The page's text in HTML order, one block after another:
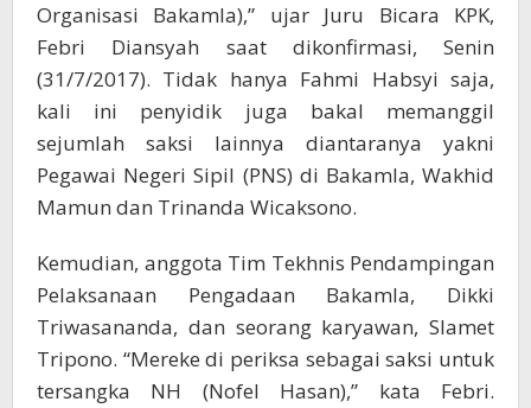
Organisasi Bakamla),” ujar Juru Bicara KPK,
Febri Diansyah saat dikonfirmasi, Senin
(31/7/2017). Tidak hanya Fahmi Habsyi saja,
kali ini penyidik juga bakal memanggil
sejumlah saksi lainnya diantaranya yakni
Pegawai Negeri Sipil (PNS) di Bakamla, Wakhid
Mamun dan Trinanda Wicaksono.
Kemudian, anggota Tim Tekhnis Pendampingan
Pelaksanaan Pengadaan Bakamla, Dikki
Triwasananda, dan seorang karyawan, Slamet
Tripono.‎ “Mereke di periksa sebagai saksi untuk
tersangka NH (Nofel Hasan),” kata Febri.